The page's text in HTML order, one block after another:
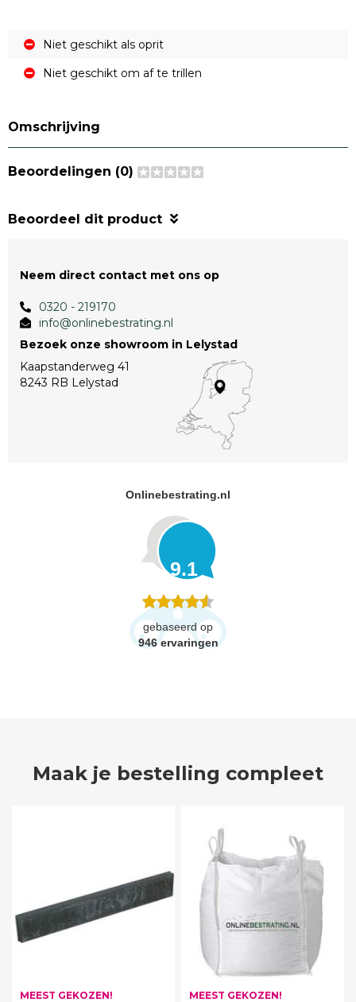
Niet geschikt als oprit
Niet geschikt om af te trillen
Omschrijving
Beoordelingen (0)
Beoordeel dit product
Neem direct contact met ons op
0320 - 219170
info@onlinebestrating.nl
Bezoek onze showroom in Lelystad
Kaapstanderweg 41
8243 RB Lelystad
Onlinebestrating.nl
9.1
gebaseerd op
946 ervaringen
Maak je bestelling compleet
MEEST GEKOZEN! MEEST GEKOZEN!